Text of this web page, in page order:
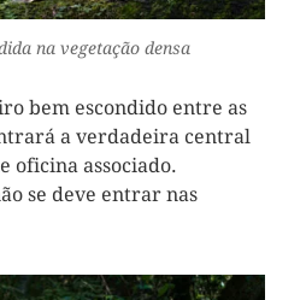
na vegetação densa
bem escondido entre as
a verdadeira central
oficina associado.
se deve entrar nas